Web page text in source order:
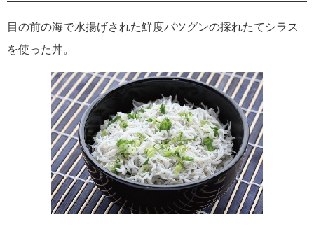
目の前の海で水揚げされた鮮度バツグンの採れたてシラス
を使った丼。